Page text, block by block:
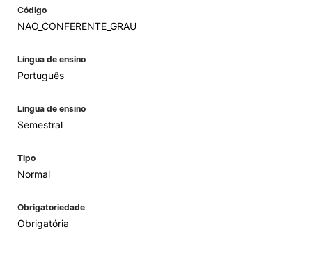
Código
NAO_CONFERENTE_GRAU
Língua de ensino
Português
Língua de ensino
Semestral
Tipo
Normal
Obrigatoriedade
Obrigatória